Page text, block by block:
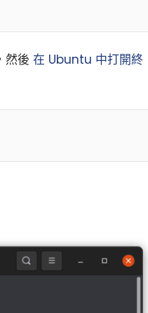
然後 在 Ubuntu 中打開終